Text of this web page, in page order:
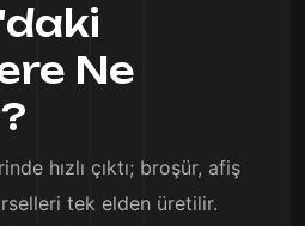
Ne
hızlı çıktı; broşür, afiş
tek elden üretilir.